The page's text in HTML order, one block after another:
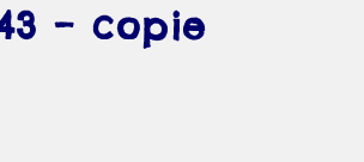
– copie